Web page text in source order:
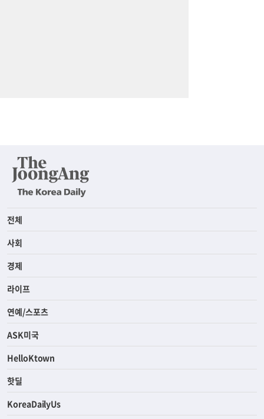
전체
사회
경제
라이프
연예/스포츠
ASK미국
HelloKtown
핫딜
KoreaDailyUs